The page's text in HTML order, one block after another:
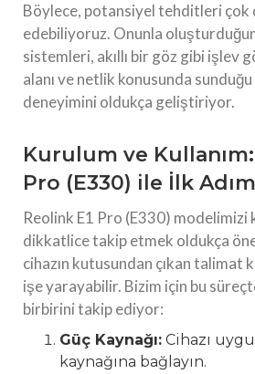
Böylece, potansiyel tehditleri çok
edebiliyoruz. Onunla
sistemleri, akıllı bir göz gibi işlev
alanı ve netlik konusunda
deneyimini oldukça geliştiriyor.
Kurulum ve
Pro (E330) ile İlk
Reolink E1 Pro (E330) modelimizi
dikkatlice takip etmek oldukça
cihazın kutusundan çıkan talimat
işe yarayabilir. Bizim için bu
birbirini takip ediyor:
Güç Kaynağı: Cihazı
kaynağına bağlayın.